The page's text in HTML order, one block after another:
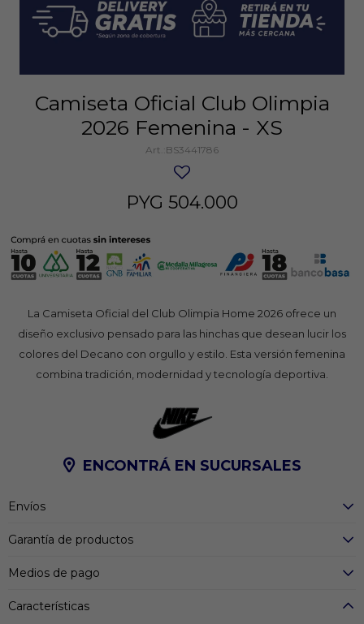
Camiseta Oficial Club Olimpia
2026 Femenina - XS
BS3441786
PYG 504.000
La Camiseta Oficial del Club Olimpia Home 2026 ofrece un
diseño exclusivo pensado para las hinchas que desean lucir los
colores del Decano con orgullo y estilo. Esta versión femenina
combina tradición, modernidad y tecnología deportiva.
ENCONTRÁ EN SUCURSALES
Envíos
Garantía de productos
Medios de pago
Características